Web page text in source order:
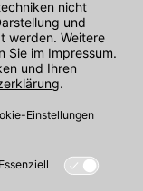
von 08:00 - 17:00
für Sie erreichbar.
nutzen.
finden Sie